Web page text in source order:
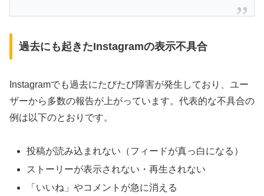
過去にも起きたInstagramの表示不具合
Instagramでも過去にたびたび障害が発生しており、ユー
ザーから多数の報告が上がっています。代表的な不具合の
例は以下のとおりです。
投稿が読み込まれない（フィードが真っ白になる）
ストーリーが表示されない・再生されない
「いいね」やコメントが急に消える